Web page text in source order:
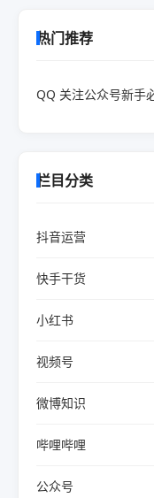
热门推荐
QQ 关注公众号新手
栏目分类
抖音运营
快手干货
小红书
视频号
微博知识
哔哩哔哩
公众号